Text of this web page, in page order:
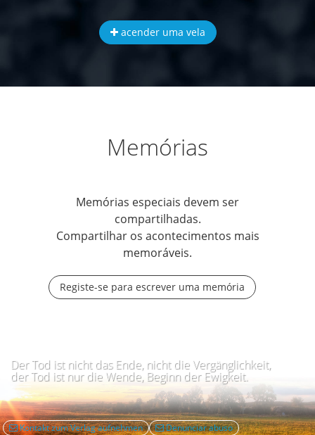
acender uma vela
Memórias
Memórias especiais devem ser
compartilhadas.
Compartilhar os acontecimentos mais
memoráveis.
Registe-se para escrever uma memória
Der Tod ist nicht das Ende, nicht die Vergänglichkeit,
der Tod ist nur die Wende, Beginn der Ewigkeit.
Kontakt zum Verlag aufnehmen Denunciar abuso